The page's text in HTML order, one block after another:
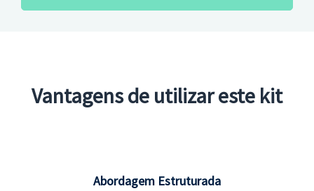
Vantagens de utilizar este kit
Abordagem Estruturada